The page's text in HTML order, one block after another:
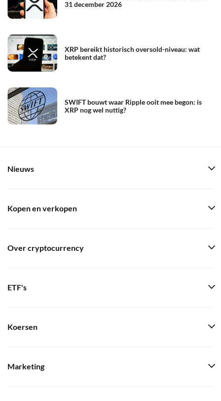
31 december 2026
XRP bereikt historisch oversold-niveau: wat
betekent dat?
SWIFT bouwt waar Ripple ooit mee begon: is
XRP nog wel nuttig?
Nieuws
Kopen en verkopen
Over cryptocurrency
ETF's
Koersen
Marketing